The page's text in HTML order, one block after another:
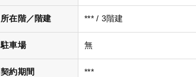
所在階／階建 *** / 3階建
駐車場 無
契約期間 ***